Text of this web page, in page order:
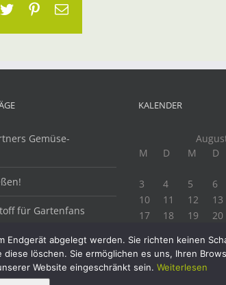
TwitterPinterest
E-
Gemüse-
für Gartenfans
KALENDER
M
D M D
3
4 5 6
10
11 12 13
17
18 19 20
31
« Juli
abgelegt werden. Sie richten keinen
löschen. Sie ermöglichen es uns, Ihren
Website eingeschränkt sein. Weiterlesen